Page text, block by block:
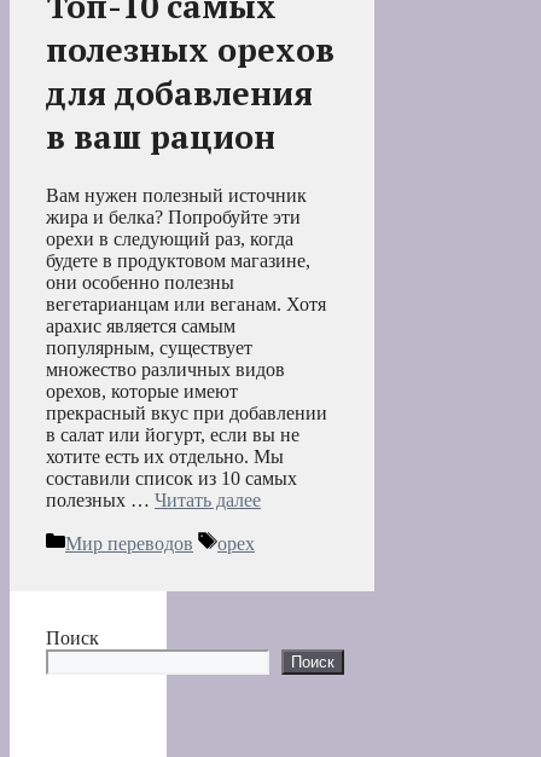
полезных орехов
для добавления
в ваш рацион
Вам нужен полезный источник
жира и белка? Попробуйте эти
орехи в следующий раз, когда
будете в продуктовом магазине,
они особенно полезны
вегетарианцам или веганам. Хотя
арахис является самым
популярным, существует
множество различных видов
орехов, которые имеют
прекрасный вкус при добавлении
в салат или йогурт, если вы не
хотите есть их отдельно. Мы
составили список из 10 самых
полезных … Читать далее
Рубрики
Мир переводов Метки
орех
Поиск
Поиск